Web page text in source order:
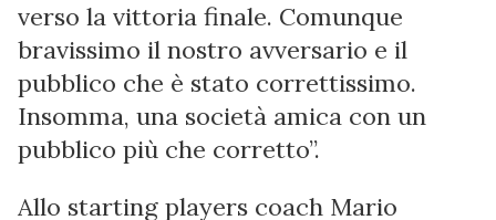
verso la vittoria finale. Comunque
bravissimo il nostro avversario e il
pubblico che è stato correttissimo.
Insomma, una società amica con un
pubblico più che corretto”.
Allo starting players coach Mario